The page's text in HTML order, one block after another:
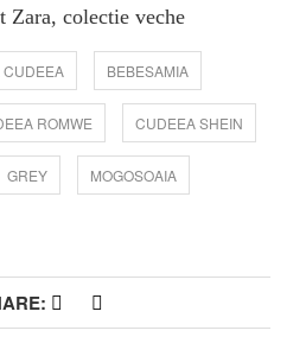
Zara, colectie veche
CUDEEA BEBESAMIA
ROMWE CUDEEA SHEIN
GREY MOGOSOAIA